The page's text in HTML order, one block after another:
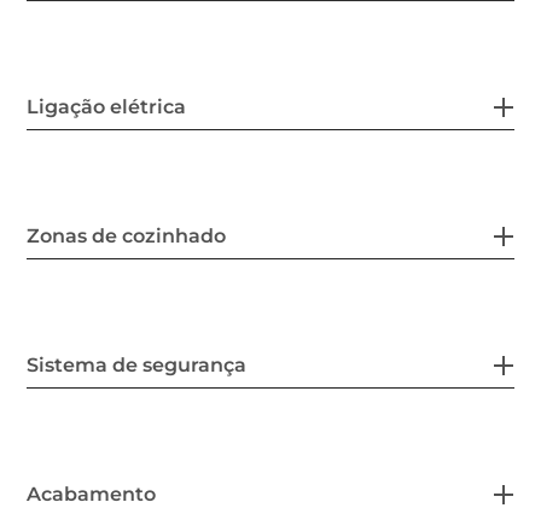
Ligação elétrica
Zonas de cozinhado
Sistema de segurança
Acabamento